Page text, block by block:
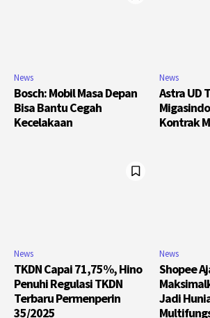
News
Bosch: Mobil Masa Depan
Bisa Bantu Cegah
Kecelakaan
News
Astra UD
Kontrak
News
TKDN Capai 71,75%, Hino
Penuhi Regulasi TKDN
Terbaru Permenperin
35/2025
News
Shopee
Jadi